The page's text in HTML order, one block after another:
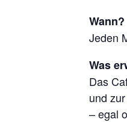
Wann?
Jeden
Was
Das
und
– egal